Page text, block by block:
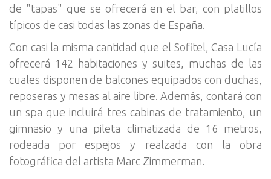
de "tapas" que se ofrecerá en el bar, con platillos
típicos de casi todas las zonas de España.
Con casi la misma cantidad que el Sofitel, Casa Lucía
ofrecerá 142 habitaciones y suites, muchas de las
cuales disponen de balcones equipados con duchas,
reposeras y mesas al aire libre. Además, contará con
un spa que incluirá tres cabinas de tratamiento, un
gimnasio y una pileta climatizada de 16 metros,
rodeada por espejos y realzada con la obra
fotográfica del artista Marc Zimmerman.